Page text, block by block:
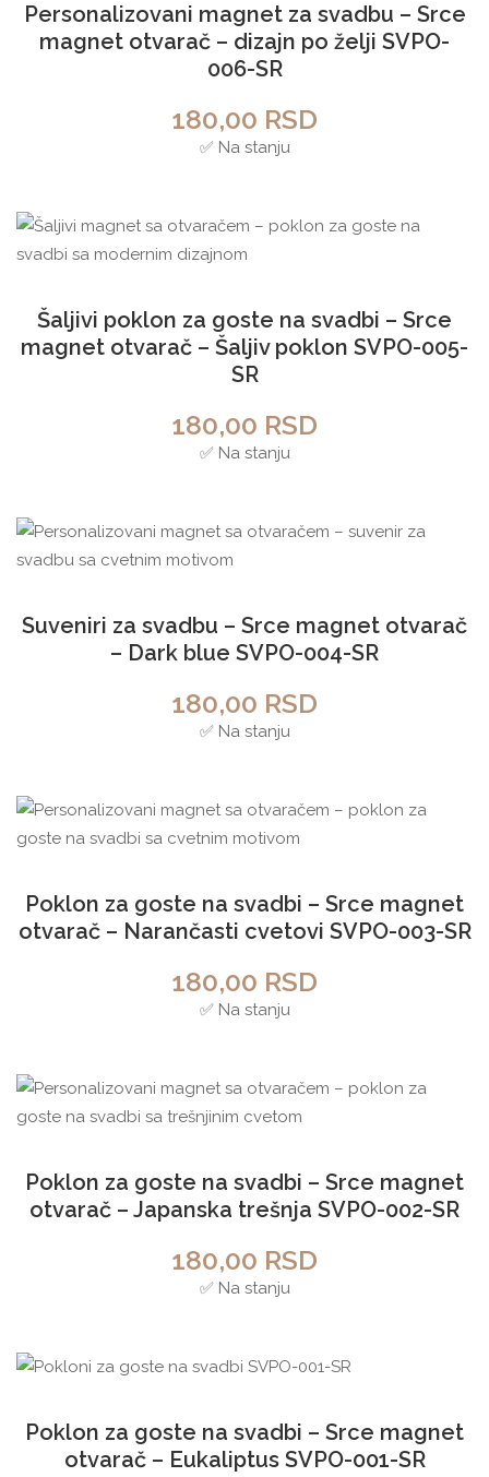
Personalizovani magnet za svadbu – Srce
magnet otvarač – dizajn po želji SVPO-
006-SR
180,00 RSD
✅ Na stanju
Šaljivi poklon za goste na svadbi – Srce
magnet otvarač – Šaljiv poklon SVPO-005-
SR
180,00 RSD
✅ Na stanju
Suveniri za svadbu – Srce magnet otvarač
– Dark blue SVPO-004-SR
180,00 RSD
✅ Na stanju
Poklon za goste na svadbi – Srce magnet
otvarač – Narančasti cvetovi SVPO-003-SR
180,00 RSD
✅ Na stanju
Poklon za goste na svadbi – Srce magnet
otvarač – Japanska trešnja SVPO-002-SR
180,00 RSD
✅ Na stanju
Poklon za goste na svadbi – Srce magnet
otvarač – Eukaliptus SVPO-001-SR